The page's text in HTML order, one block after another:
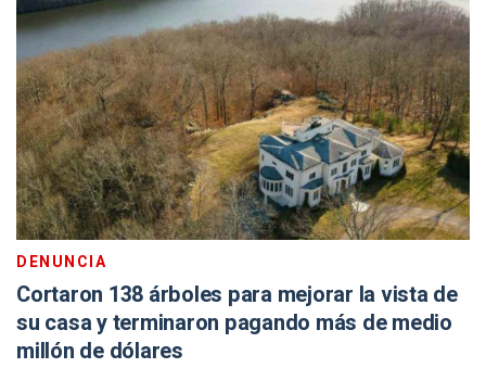
DENUNCIA
Cortaron 138 árboles para mejorar la vista de
su casa y terminaron pagando más de medio
millón de dólares